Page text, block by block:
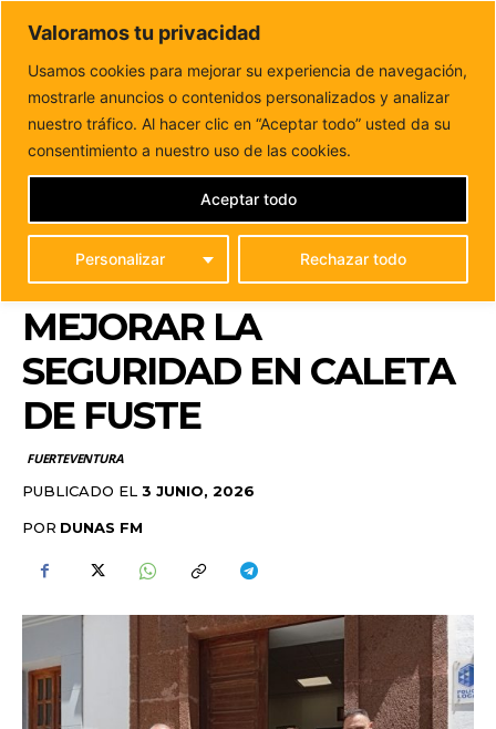
Valoramos tu privacidad
Usamos cookies para mejorar su experiencia de navegación,
mostrarle anuncios o contenidos personalizados y analizar
nuestro tráfico. Al hacer clic en “Aceptar todo” usted da su
consentimiento a nuestro uso de las cookies.
Personalizar Rechazar todo
Aceptar todo
DUNAS FM
Tu informacion de forma cercana
Inicio FUERTEVENTURA
Antigua refuerza la coordinación
entre Guardia Civil y Policía Local para mejorar...
ANTIGUA REFUERZA LA
COORDINACIÓN ENTRE
GUARDIA CIVIL Y
POLICÍA LOCAL PARA
MEJORAR LA
SEGURIDAD EN CALETA
DE FUSTE
FUERTEVENTURA
PUBLICADO EL 3 JUNIO, 2026
POR DUNAS FM